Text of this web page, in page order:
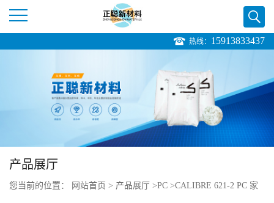
公
热线： 15913833437
产品展厅
您当前的位置： 网站首页 > 产品展厅 >PC >CALIBRE 621-2 PC 家